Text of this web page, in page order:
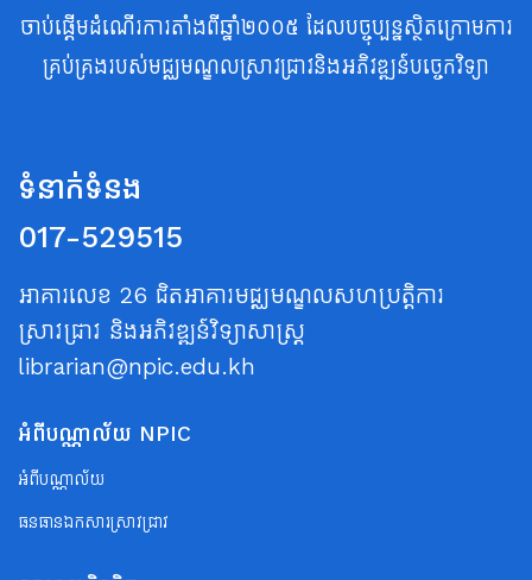
ចាប់ផ្តើមដំណើរការតាំងពីឆ្នាំ២០០៥ ដែលបច្ចុប្បន្នស្ថិតក្រោមការ
គ្រប់គ្រងរបស់មជ្ឈមណ្ឌលស្រាវជ្រាវនិងអភិវឌ្ឍន៍បច្ចេកវិទ្យា
ទំនាក់ទំនង
017-529515
អាគារលេខ 26 ជិតអាគារមជ្ឈមណ្ឌលសហប្រត្តិការ
ស្រាវជ្រាវ និងអភិវឌ្ឍន៍វិទ្យាសាស្ត្រ
librarian@npic.edu.kh
អំពីបណ្ណាល័យ NPIC
អំពីបណ្ណាល័យ
ធនធានឯកសារស្រាវជ្រាវ